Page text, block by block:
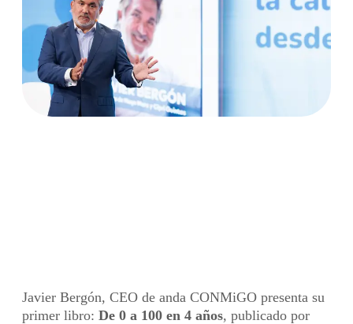
Javier Bergón, CEO de anda CONMiGO presenta su
primer libro: De 0 a 100 en 4 años, publicado por